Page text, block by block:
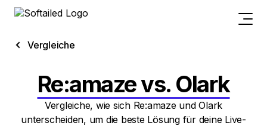
Vergleiche
Re:amaze vs. Olark
Vergleiche, wie sich Re:amaze und Olark
unterscheiden, um die beste Lösung für deine Live-